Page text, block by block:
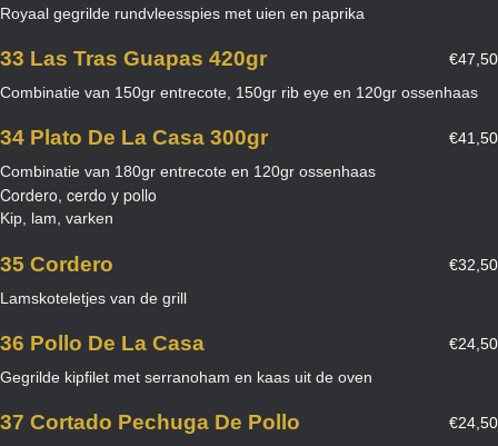
Royaal gegrilde rundvleesspies met uien en paprika
33 Las Tras Guapas 420gr
€47,50
Combinatie van 150gr entrecote, 150gr rib eye en 120gr ossenhaas
34 Plato De La Casa 300gr
€41,50
Combinatie van 180gr entrecote en 120gr ossenhaas
Cordero, cerdo y pollo
Kip, lam, varken
35 Cordero
€32,50
Lamskoteletjes van de grill
36 Pollo De La Casa
€24,50
Gegrilde kipfilet met serranoham en kaas uit de oven
37 Cortado Pechuga De Pollo
€24,50